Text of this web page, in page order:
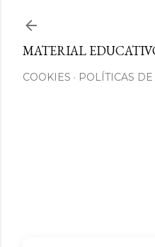
MATERIAL
COOKIES POLÍTICAS